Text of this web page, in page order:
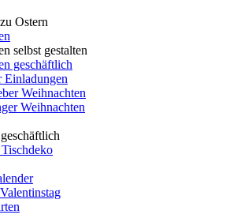
Ostern
selbst gestalten
geschäftlich
Einladungen
Weihnachten
Weihnachten